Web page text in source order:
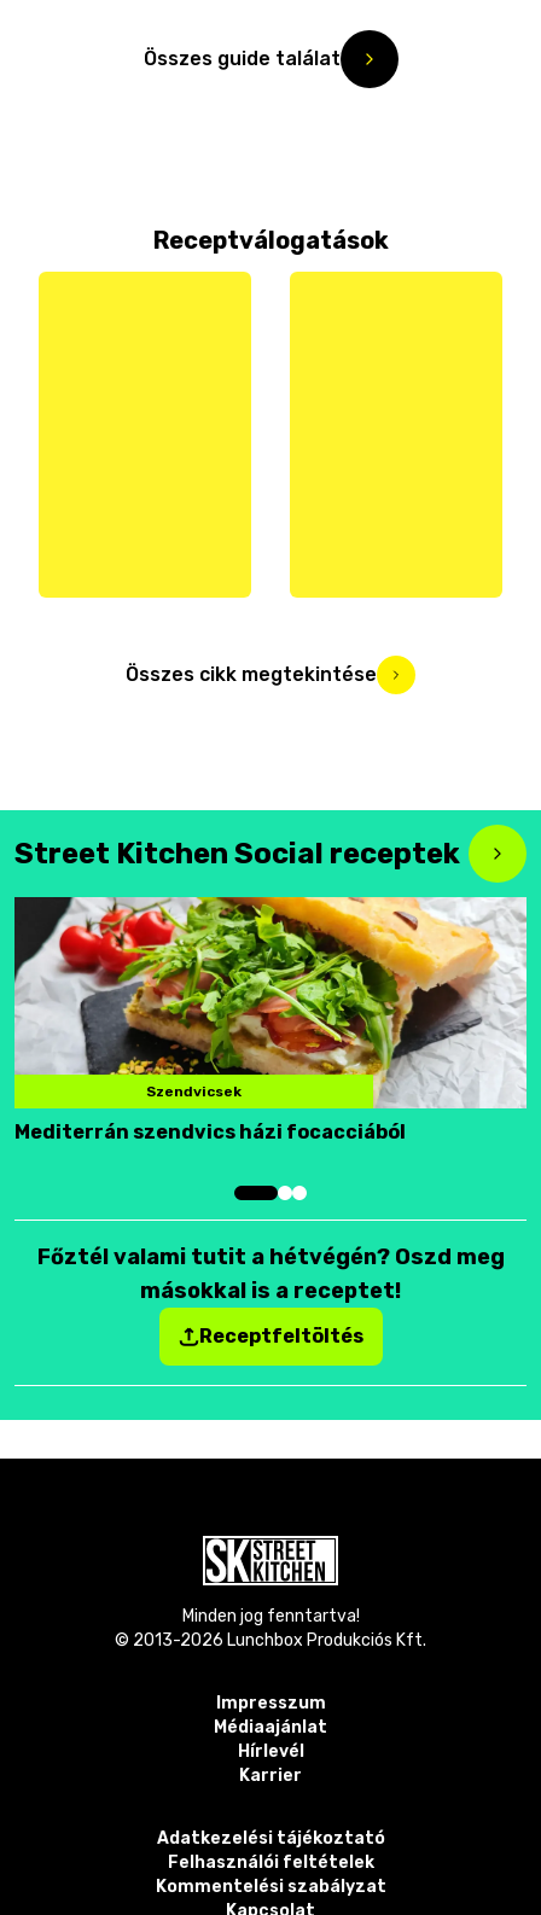
Összes guide találat
Receptválogatások
Összes cikk megtekintése
Street Kitchen Social receptek
Szendvicsek
Mediterrán szendvics házi focacciából
Főztél valami tutit a hétvégén? Oszd meg
másokkal is a receptet!
Receptfeltöltés
Minden jog fenntartva!
© 2013-2026 Lunchbox Produkciós Kft.
Impresszum
Médiaajánlat
Hírlevél
Karrier
Adatkezelési tájékoztató
Felhasználói feltételek
Kommentelési szabályzat
Kapcsolat